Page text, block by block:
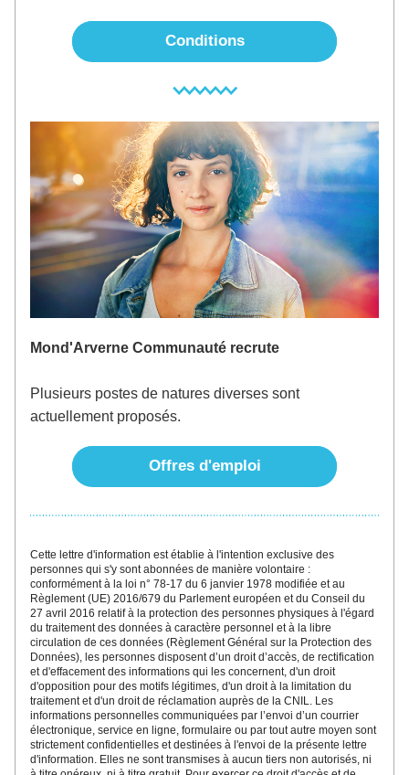
Conditions
Mond'Arverne Communauté recrute
Plusieurs postes de natures diverses sont
actuellement proposés.
Offres d'emploi
Cette lettre d'information est établie à l'intention exclusive des
personnes qui s'y sont abonnées de manière volontaire :
conformément à la loi n° 78-17 du 6 janvier 1978 modifiée et au
Règlement (UE) 2016/679 du Parlement européen et du Conseil du
27 avril 2016 relatif à la protection des personnes physiques à l'égard
du traitement des données à caractère personnel et à la libre
circulation de ces données (Règlement Général sur la Protection des
Données), les personnes disposent d’un droit d’accès, de rectification
et d'effacement des informations qui les concernent, d'un droit
d'opposition pour des motifs légitimes, d'un droit à la limitation du
traitement et d'un droit de réclamation auprès de la CNIL. Les
informations personnelles communiquées par l’envoi d’un courrier
électronique, service en ligne, formulaire ou par tout autre moyen sont
strictement confidentielles et destinées à l'envoi de la présente lettre
d'information. Elles ne sont transmises à aucun tiers non autorisés, ni